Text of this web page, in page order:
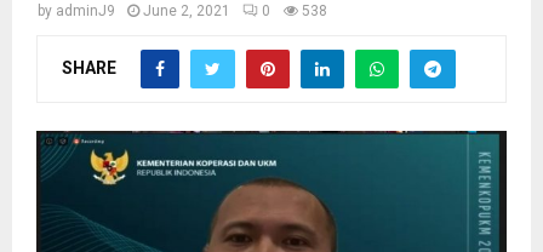
by adminJ9 June 2, 2021 0 538
SHARE